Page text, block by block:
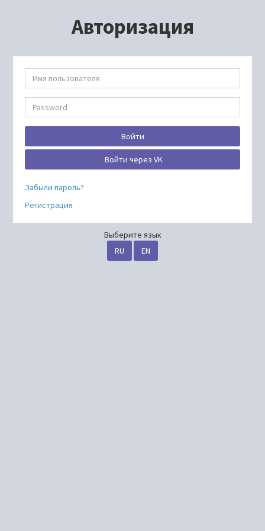
Авторизация
Войти
Войти через VK
Забыли пароль?
Регистрация
Выберите язык